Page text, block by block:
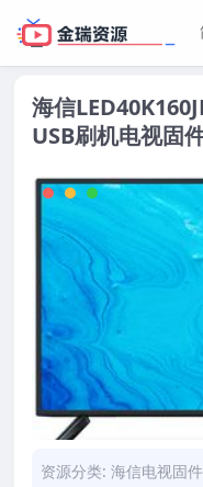
海信
USB刷机电视固
资源分类: 海信电视固件